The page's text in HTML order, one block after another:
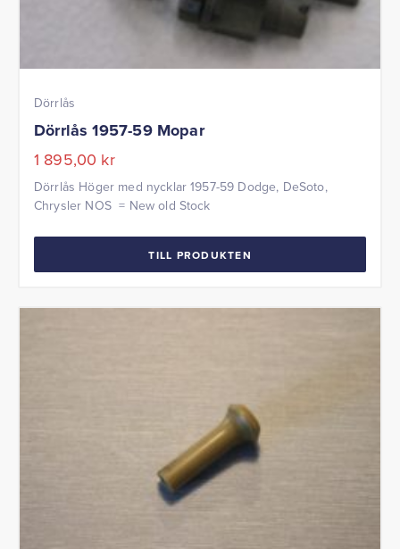
Dörrlås
Dörrlås 1957-59 Mopar
1 895,00 kr
Dörrlås Höger med nycklar 1957-59 Dodge, DeSoto,
Chrysler NOS = New old Stock
TILL PRODUKTEN